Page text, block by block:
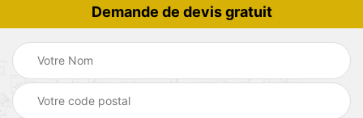
Demande de devis gratuit